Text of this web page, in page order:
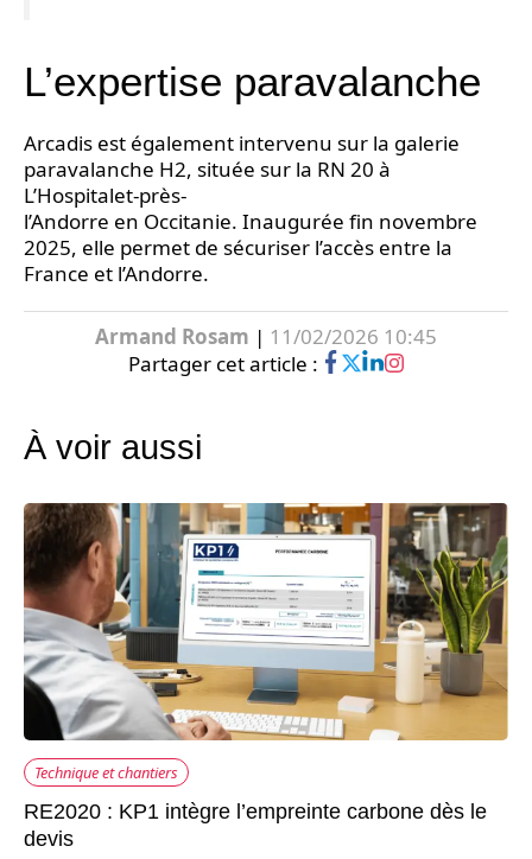
L’expertise paravalanche
Arcadis est également intervenu sur la galerie
paravalanche H2, située sur la RN 20 à
L’Hospitalet-près-
l’Andorre en Occitanie. Inaugurée fin novembre
2025, elle permet de sécuriser l’accès entre la
France et l’Andorre.
Armand Rosam | 11/02/2026 10:45
Partager cet article :
À voir aussi
Technique et chantiers
RE2020 : KP1 intègre l’empreinte carbone dès le
devis